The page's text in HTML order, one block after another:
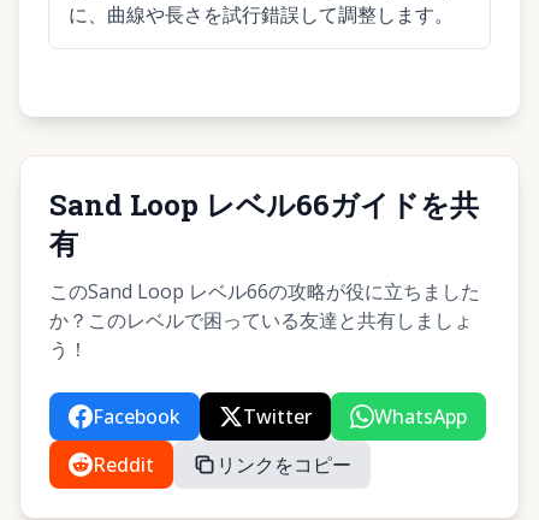
に、曲線や長さを試行錯誤して調整します。
Sand Loop レベル66ガイドを共
有
このSand Loop レベル66の攻略が役に立ちました
か？このレベルで困っている友達と共有しましょ
う！
Facebook Twitter
WhatsApp
Reddit
リンクをコピー